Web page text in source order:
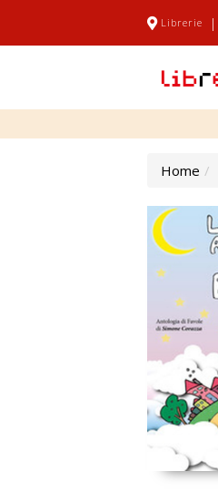
Librerie |
Home